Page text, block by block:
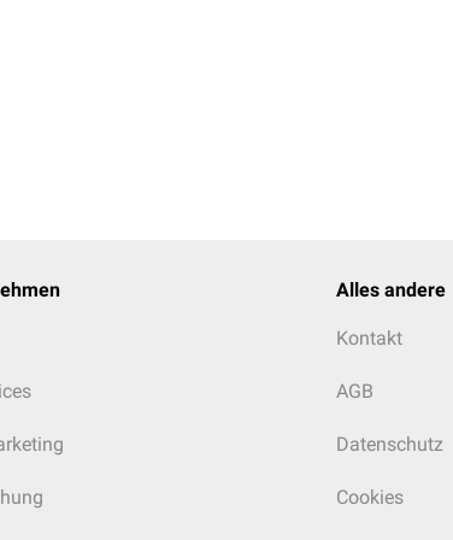
Alles andere
Kontakt
AGB
Datenschutz
Cookies